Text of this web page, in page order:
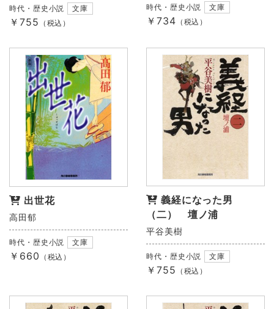
時代・歴史小説 文庫
￥755 （税込）
時代・歴史小説 文庫
￥734 （税込）
出世花
高田郁
時代・歴史小説 文庫
￥660 （税込）
義経になった男
（二） 壇ノ浦
平谷美樹
時代・歴史小説 文庫
￥755 （税込）